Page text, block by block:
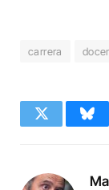
carrera
Twitter